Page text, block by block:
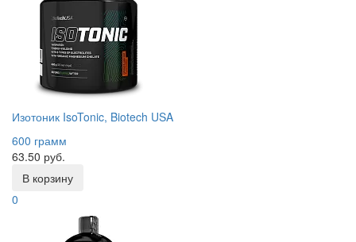
Изотоник IsoTonic, Biotech USA
600 грамм
63.50 руб.
В корзину
0